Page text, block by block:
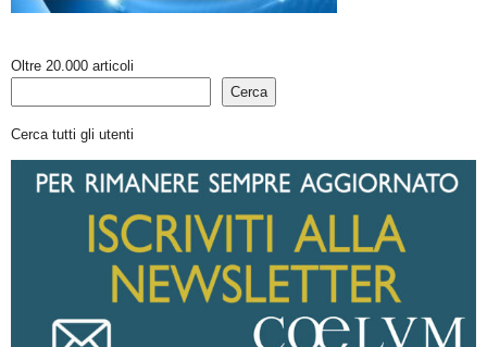
Oltre 20.000 articoli
Cerca
Cerca tutti gli utenti